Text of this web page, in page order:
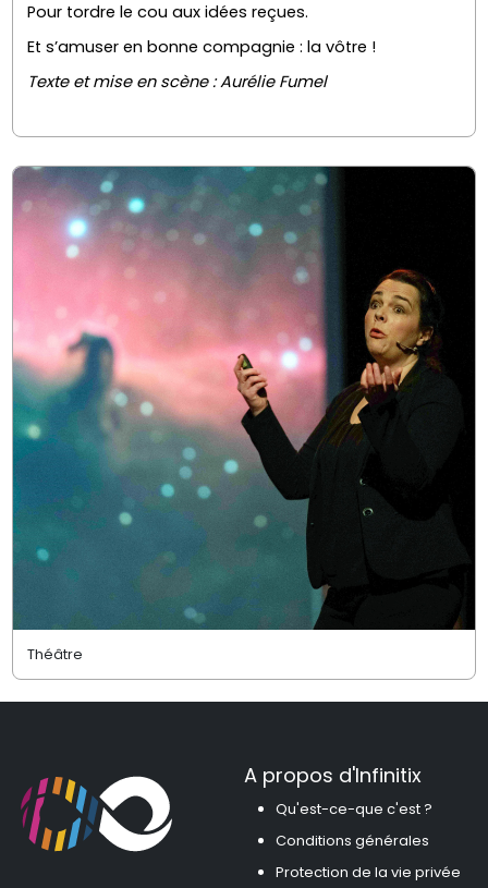
Pour tordre le cou aux idées reçues.
Et s’amuser en bonne compagnie : la vôtre !
Texte et mise en scène : Aurélie Fumel
Théâtre
A propos d'Infinitix
Qu'est-ce-que c'est ?
Conditions générales
Protection de la vie privée